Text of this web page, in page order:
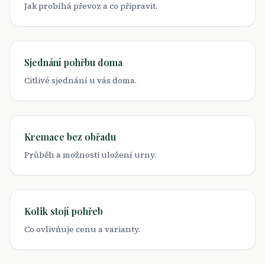
Jak probíhá převoz a co připravit.
Sjednání pohřbu doma
Citlivé sjednání u vás doma.
Kremace bez obřadu
Průběh a možnosti uložení urny.
Kolik stojí pohřeb
Co ovlivňuje cenu a varianty.